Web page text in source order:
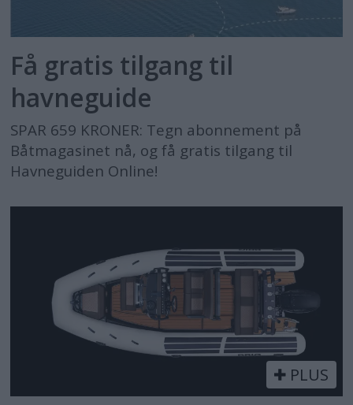
Få gratis tilgang til
havneguide
SPAR 659 KRONER: Tegn abonnement på
Båtmagasinet nå, og få gratis tilgang til
Havneguiden Online!
PLUS